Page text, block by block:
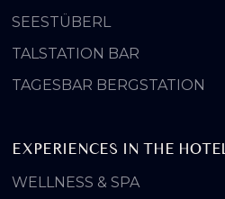
SEESTÜBERL
TALSTATION BAR
TAGESBAR BERGSTATION
EXPERIENCES IN THE HOTEL
WELLNESS & SPA